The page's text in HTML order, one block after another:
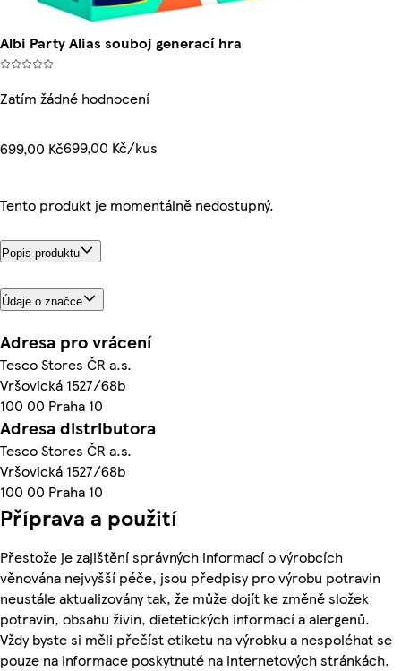
Albi Party Alias souboj generací hra
Zatím žádné hodnocení
699,00 Kč699,00 Kč/kus
Tento produkt je momentálně nedostupný.
Popis produktu
Údaje o značce
Adresa pro vrácení
Tesco Stores ČR a.s.
Vršovická 1527/68b
100 00 Praha 10
Adresa distributora
Tesco Stores ČR a.s.
Vršovická 1527/68b
100 00 Praha 10
Příprava a použití
Přestože je zajištění správných informací o výrobcích
věnována nejvyšší péče, jsou předpisy pro výrobu potravin
neustále aktualizovány tak, že může dojít ke změně složek
potravin, obsahu živin, dietetických informací a alergenů.
Vždy byste si měli přečíst etiketu na výrobku a nespoléhat se
pouze na informace poskytnuté na internetových stránkách.